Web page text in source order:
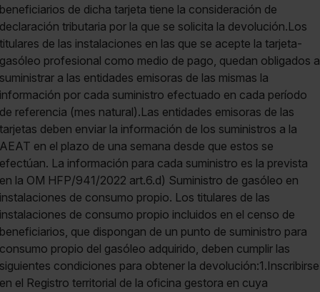
beneficiarios de dicha tarjeta tiene la consideración de
declaración tributaria por la que se solicita la devolución.Los
titulares de las instalaciones en las que se acepte la tarjeta-
gasóleo profesional como medio de pago, quedan obligados a
suministrar a las entidades emisoras de las mismas la
información por cada suministro efectuado en cada período
de referencia (mes natural).Las entidades emisoras de las
tarjetas deben enviar la información de los suministros a la
AEAT en el plazo de una semana desde que estos se
efectúan. La información para cada suministro es la prevista
en la OM HFP/941/2022 art.6.d) Suministro de gasóleo en
instalaciones de consumo propio. Los titulares de las
instalaciones de consumo propio incluidos en el censo de
beneficiarios, que dispongan de un punto de suministro para
consumo propio del gasóleo adquirido, deben cumplir las
siguientes condiciones para obtener la devolución:1.Inscribirse
en el Registro territorial de la oficina gestora en cuya